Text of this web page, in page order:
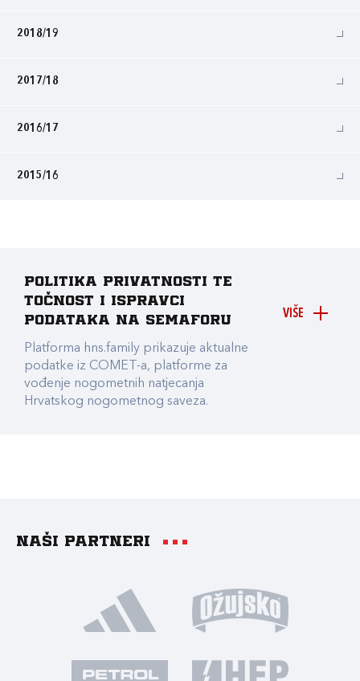
2018/19
2017/18
2016/17
2015/16
VIŠE
Politika privatnosti te
točnost i ispravci
podataka na Semaforu
Platforma hns.family prikazuje aktualne
podatke iz COMET-a, platforme za
vođenje nogometnih natjecanja
Hrvatskog nogometnog saveza.
Naši partneri